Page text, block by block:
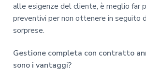
alle esigenze del cliente, è meglio far
preventivi per non ottenere in seguito
sorprese.
Gestione completa con contratto
sono i vantaggi?